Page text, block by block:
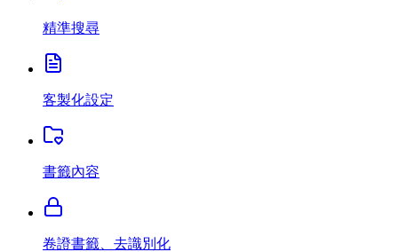
精準搜尋
客製化設定
書籤內容
卷證書籤、去識別化